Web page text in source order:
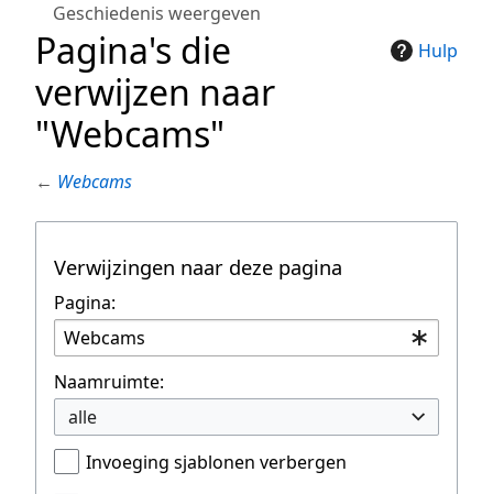
Geschiedenis weergeven
Hulp
Pagina's die
verwijzen naar
"Webcams"
← Webcams
Verwijzingen naar deze pagina
Pagina:
Naamruimte:
alle
Invoeging sjablonen verbergen